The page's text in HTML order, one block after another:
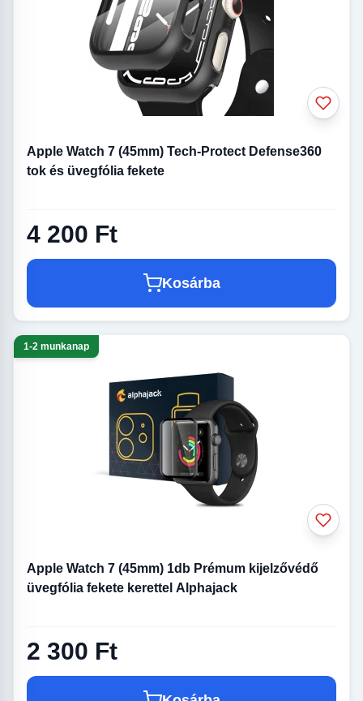
Apple Watch 7 (45mm) Tech-Protect Defense360
tok és üvegfólia fekete
4 200 Ft
Kosárba
1-2 munkanap
Apple Watch 7 (45mm) 1db Prémum kijelzővédő
üvegfólia fekete kerettel Alphajack
2 300 Ft